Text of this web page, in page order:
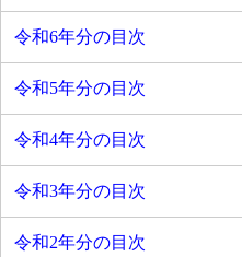
令和6年分の目次
令和5年分の目次
令和4年分の目次
令和3年分の目次
令和2年分の目次